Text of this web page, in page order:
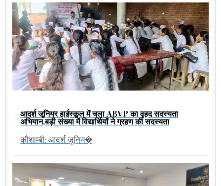
आदर्श जूनियर हाईस्कूल में चला ABVP का वृहद सदस्यता
अभियान,बड़ी संख्या में विद्यार्थियों ने ग्रहण की सदस्यता
कौशाम्बी: आदर्श जूनिय�